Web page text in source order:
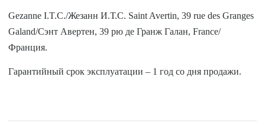
Gezanne I.T.C./Жезанн И.Т.С. Saint Avertin, 39 rue des Granges
Galand/Сэнт Авертен, 39 рю де Гранж Галан, France/
Франция.
Гарантийный срок эксплуатации – 1 год со дня продажи.